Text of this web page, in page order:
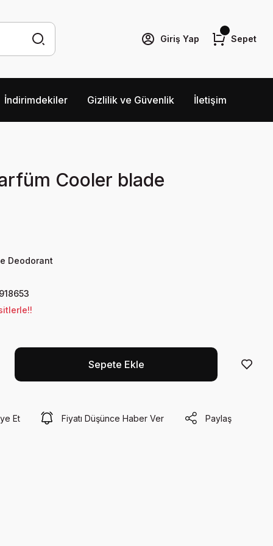
Giriş Yap Sepet
İndirimdekiler Gizlilik ve Güvenlik İletişim
Cooler blade
Deodorant
Sepete Ekle
Et Fiyatı Düşünce Haber Ver Paylaş